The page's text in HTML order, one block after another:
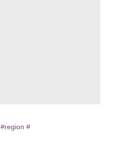
#region #